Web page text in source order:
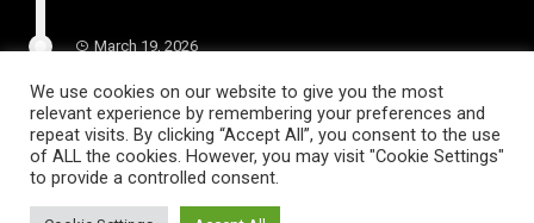
March 19, 2026
Slik vedlikeholder du tilhengeren for
langvarig bruk
We use cookies on our website to give you the most
relevant experience by remembering your preferences and
repeat visits. By clicking “Accept All”, you consent to the use
of ALL the cookies. However, you may visit "Cookie Settings"
to provide a controlled consent.